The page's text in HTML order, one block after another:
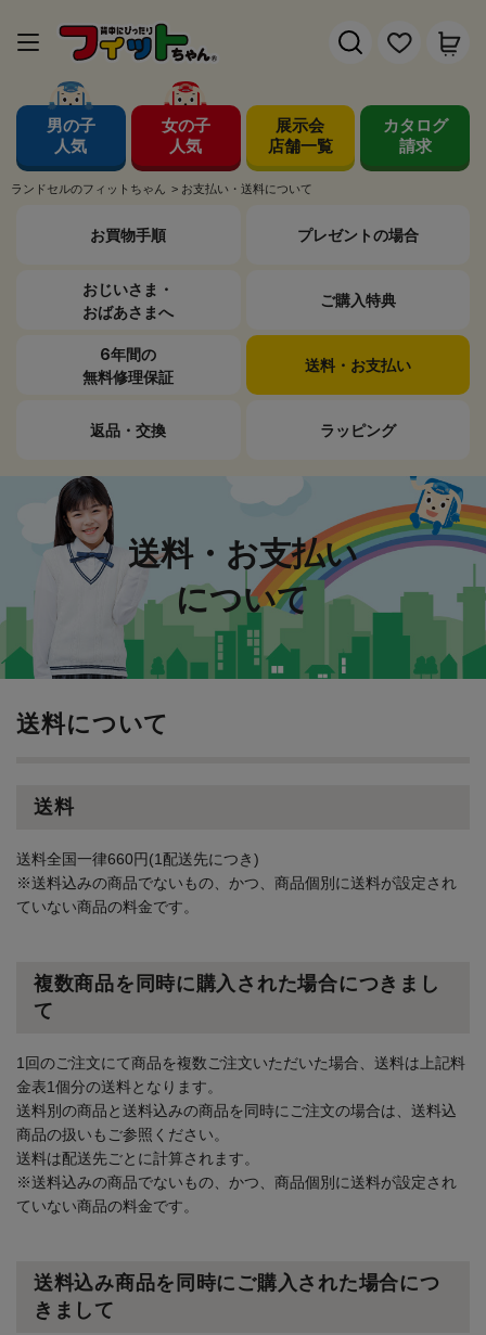
男の子
人気
女の子
人気
展示会
店舗一覧
カタログ
請求
ランドセルのフィットちゃん > お支払い・送料について
お買物手順 プレゼントの場合
おじいさま・
おばあさまへ
ご購入特典
6年間の
無料修理保証
送料・ お支払い
返品・交換 ラッピング
送料・お支払い
について
送料について
送料
送料全国一律660円(1配送先につき)
※送料込みの商品でないもの、かつ、商品個別に送料が設定され
ていない商品の料金です。
複数商品を同時に購入された場合につきまし
て
1回のご注文にて商品を複数ご注文いただいた場合、送料は上記料
金表1個分の送料となります。
送料別の商品と送料込みの商品を同時にご注文の場合は、送料込
商品の扱いもご参照ください。
送料は配送先ごとに計算されます。
※送料込みの商品でないもの、かつ、商品個別に送料が設定され
ていない商品の料金です。
送料込み商品を同時にご購入された場合につ
きまして